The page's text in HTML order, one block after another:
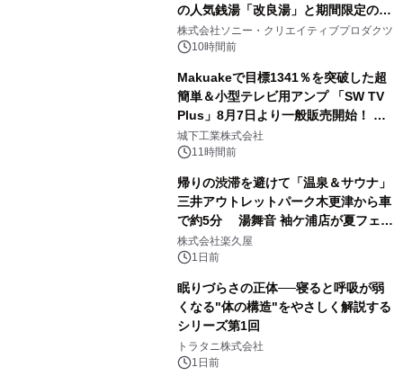
の人気銭湯「改良湯」と期間限定のコ
ラボレーション サウナイキタイコラ
ボグッズも発売決定！
株式会社ソニー・クリエイティブプロダクツ
10時間前
Makuakeで目標1341％を突破した超
簡単＆小型テレビ用アンプ 「SW TV
Plus」8月7日より一般販売開始！ ケ
ーブル1本つなぐだけ、テレビの音が
ぐっと豊かに
城下工業株式会社
11時間前
帰りの渋滞を避けて「温泉＆サウナ」
三井アウトレットパーク木更津から車
で約5分 湯舞音 袖ケ浦店が夏フェア
メニューを提供
株式会社楽久屋
1日前
眠りづらさの正体──寝ると呼吸が弱
くなる"体の構造"をやさしく解説する
シリーズ第1回
トラタニ株式会社
1日前